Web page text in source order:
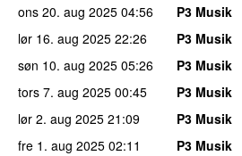
ons 20. aug 2025 04:56
P3 Musik
lør 16. aug 2025 22:26
P3 Musik
søn 10. aug 2025 05:26
P3 Musik
tors 7. aug 2025 00:45
P3 Musik
lør 2. aug 2025 21:09
P3 Musik
fre 1. aug 2025 02:11
P3 Musik